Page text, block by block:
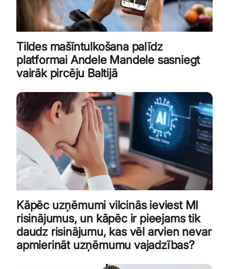
Tildes mašīntulkošana palīdz
platformai Andele Mandele sasniegt
vairāk pircēju Baltijā
Kāpēc uzņēmumi vilcinās ieviest MI
risinājumus, un kāpēc ir pieejams tik
daudz risinājumu, kas vēl arvien nevar
apmierināt uzņēmumu vajadzības?